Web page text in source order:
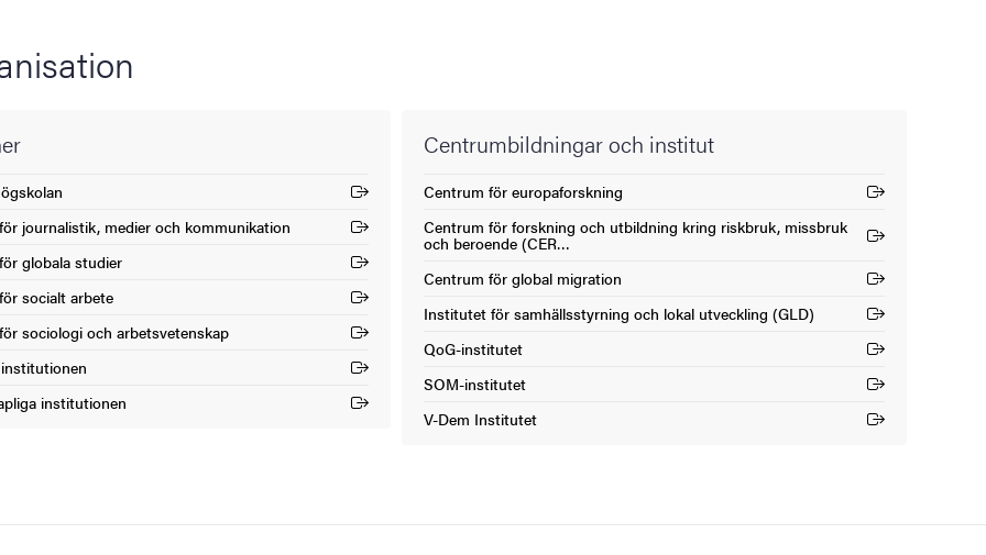
journalistik, medier och kommunikation
globala studier
socialt arbete
sociologi och arbetsvetenskap
institutionen
Centrumbildningar och institut
Centrum för europaforskning
(Extern länk)
Centrum för forskning och utbildning kring riskbruk, missbruk
och beroende (CER…
(Extern länk)
Centrum för global migration
(Extern länk)
Institutet för samhällsstyrning och lokal utveckling (GLD)
(Extern länk)
QoG-institutet
(Extern länk)
SOM-institutet
(Extern länk)
V-Dem Institutet
(Extern länk)